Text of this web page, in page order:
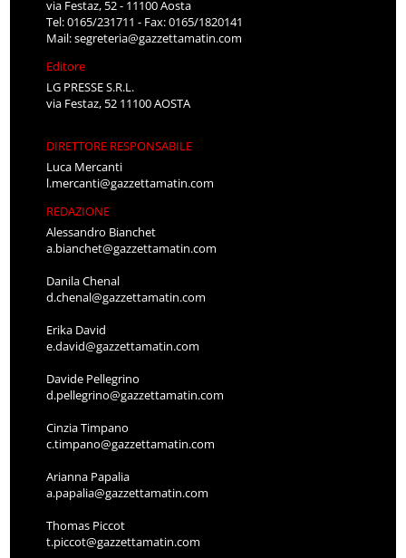
via Festaz, 52 - 11100 Aosta
Tel: 0165/231711 - Fax: 0165/1820141
Mail:segreteria@gazzettamatin.com
Editore
LG PRESSE S.R.L.
via Festaz, 52 11100 AOSTA
DIRETTORE RESPONSABILE
Luca Mercanti
l.mercanti@gazzettamatin.com
REDAZIONE
Alessandro Bianchet
a.bianchet@gazzettamatin.com
Danila Chenal
d.chenal@gazzettamatin.com
Erika David
e.david@gazzettamatin.com
Davide Pellegrino
d.pellegrino@gazzettamatin.com
Cinzia Timpano
c.timpano@gazzettamatin.com
Arianna Papalia
a.papalia@gazzettamatin.com
Thomas Piccot
t.piccot@gazzettamatin.com